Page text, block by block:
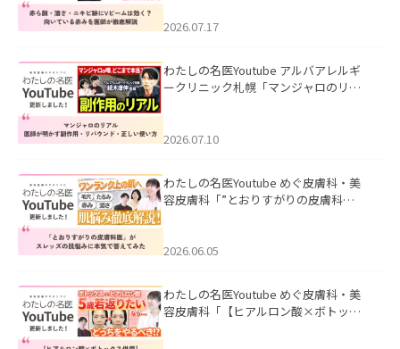
した。
2026.07.17
わたしの名医Youtube アルバアレルギ
ークリニック札幌「マンジャロのリア
た。
2026.07.10
わたしの名医Youtube めぐ皮膚科・美
容皮膚科「”とおりすがりの皮膚科
2026.06.05
わたしの名医Youtube めぐ皮膚科・美
容皮膚科「【ヒアルロン酸×ボトック